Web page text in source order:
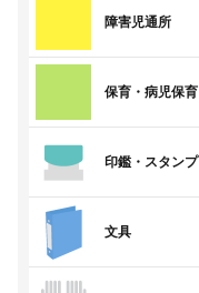
障害児通所
保育・病児保育
印鑑・スタンプ
文具